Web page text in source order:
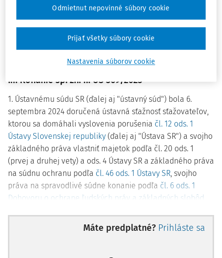
Z odôvodnenia
I. Odlišné právne názory
I.1. Konanie sp. zn. II. ÚS 369/2025
1. Ústavnému súdu SR (ďalej aj "ústavný súd") bola 6.
septembra 2024 doručená ústavná sťažnosť sťažovateľov,
ktorou sa domáhali vyslovenia porušenia čl. 12 ods. 1
Ústavy Slovenskej republiky (ďalej aj "Ústava SR") a svojho
základného práva vlastniť majetok podľa čl. 20 ods. 1
(prvej a druhej vety) a ods. 4 Ústavy SR a základného práva
na súdnu ochranu podľa čl. 46 ods. 1 Ústavy SR, svojho
práva na spravodlivé súdne konanie podľa čl. 6 ods. 1
Dohovoru o ochrane ľudských práv a základných slobôd
podľa čl. 1 Dodatkového protokolu k Dohovoru (ďalej aj
"dodatkový protokol") postupom a rozsudkom Krajského
Máte predplatné? Prihláste sa
Nastavenia súborov cookie
Odmietnut nepovinné súbory cookie
Prijať všetky súbory cookie